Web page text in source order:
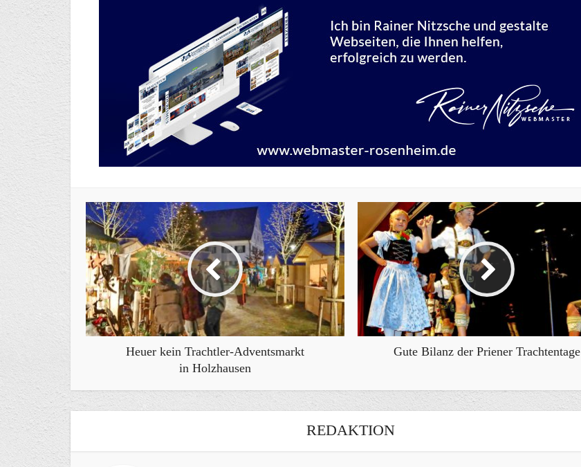
Heuer kein Trachtler-Adventsmarkt
in Holzhausen
Gute Bilanz der Priener Trachtentage
REDAKTION